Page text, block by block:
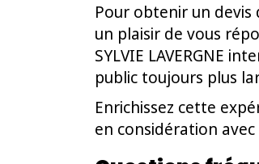
Pour obtenir un
un plaisir de vous
SYLVIE LAVERGNE
public toujours plus
Enrichissez cette
en considération